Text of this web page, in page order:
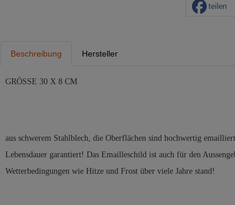
teilen
Beschreibung Hersteller
GRÖSSE 30 X 8 CM
aus schwerem Stahlblech, die Oberflächen sind hochwertig
Lebensdauer garantiert! Das Emailleschild ist auch für den
Wetterbedingungen wie Hitze und Frost über viele Jahre stand!